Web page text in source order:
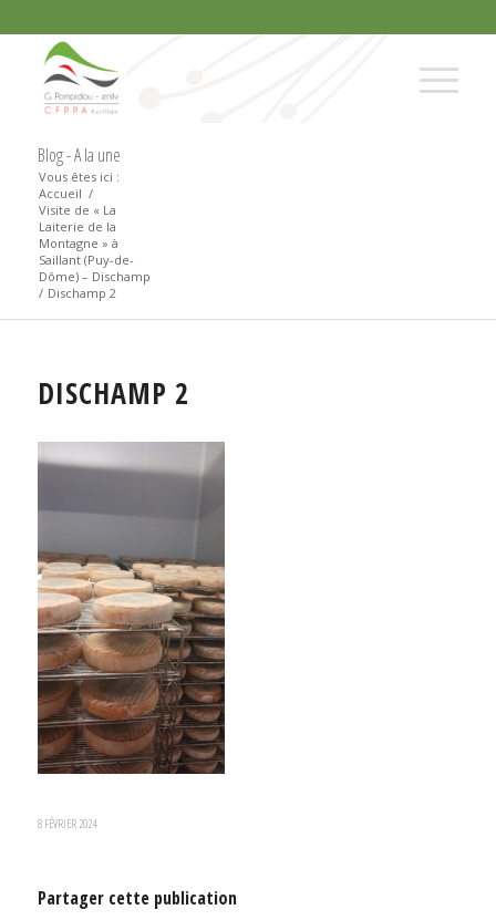
Blog - A la une
Vous êtes ici :
Accueil /
Visite de « La
Laiterie de la
Montagne » à
Saillant (Puy-de-
Dôme) – Dischamp
/ Dischamp 2
DISCHAMP 2
8 FÉVRIER 2024
Partager cette publication